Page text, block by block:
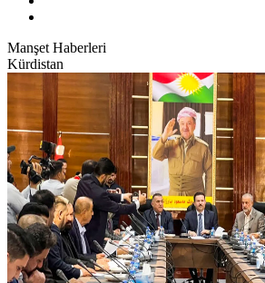
Manşet Haberleri
Kürdistan